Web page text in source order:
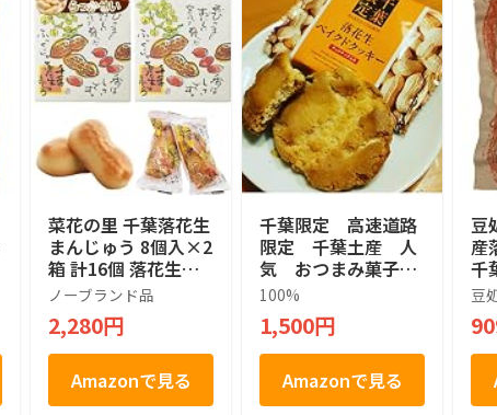
菜花の里 千葉落花生
まんじゅう 8個入×2
箱 計16個 落花生の
形 ピーナッツ 白あ
ん 和菓子 饅頭 千葉
土産 房総 個包装 手
土産
ノーブランド品
2,280円
Amazonで見る
千葉限定 高速道路
限定 千葉土産 人
気 おつまみ菓子
Baked Cookies 落花
生 ベイクドクッキ
ー チョコチップ入
り 千葉県産のピー
ナッツ使用 12枚入
り
100%
1,500円
Amazonで見る
豆
産
千
花
契
社
の
豆